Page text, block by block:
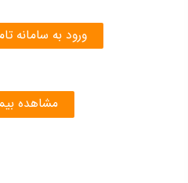
ورود به سامانه
مشاهده